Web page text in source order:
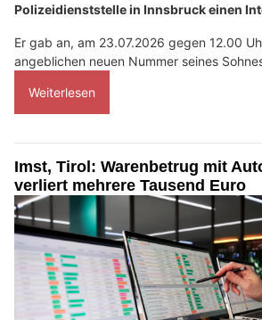
Polizeidienststelle in Innsbruck einen
Er gab an, am 23.07.2026 gegen 12.00
angeblichen neuen Nummer seines
Weiterlesen
Imst, Tirol: Warenbetrug mit
verliert mehrere Tausend Euro